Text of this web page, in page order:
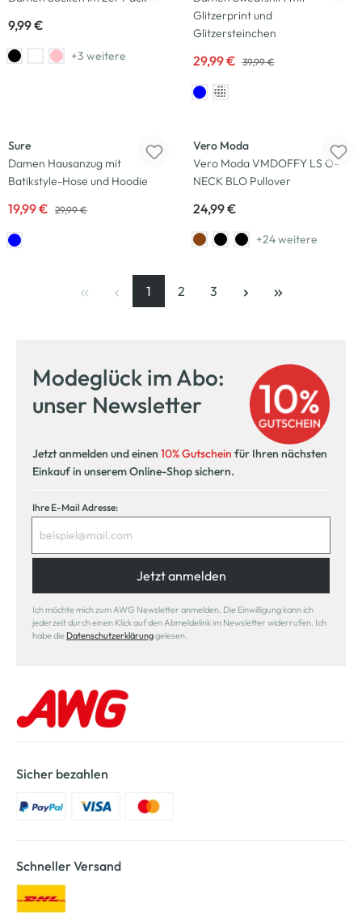
9,99 €
+3 weitere
Glitzerprint und
Glitzersteinchen
29,99 € 39,99 €
Salbei
Sure
Damen Hausanzug mit
Batikstyle-Hose und Hoodie
19,99 € 29,99 €
Vero Moda
Vero Moda VMDOFFY LS O-
NECK BLO Pullover
24,99 €
+24 weitere
Seite
1
, aktuelle Seite
Seite
2
Seite
3
Modeglück im Abo:
unser Newsletter
Jetzt anmelden und einen 10% Gutschein für Ihren nächsten
Einkauf in unserem Online-Shop sichern.
Ihre E-Mail Adresse:
Jetzt anmelden
Ich möchte mich zum AWG Newsletter anmelden. Die Einwilligung kann ich
jederzeit durch einen Klick auf den Abmeldelink im Newsletter widerrufen. Ich
habe die Datenschutzerklärunggelesen.
Sicher bezahlen
Schneller Versand